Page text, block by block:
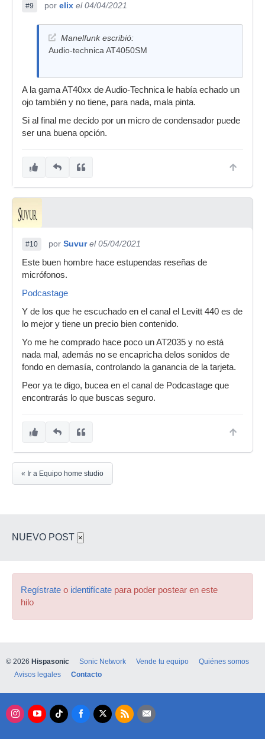
#9 por elix el 04/04/2021
Manelfunk escribió:
Audio-technica AT4050SM
A la gama AT40xx de Audio-Technica le había echado un
ojo también y no tiene, para nada, mala pinta.
Si al final me decido por un micro de condensador puede
ser una buena opción.
#10 por Suvur el 05/04/2021
Este buen hombre hace estupendas reseñas de
micrófonos.
Podcastage
Y de los que he escuchado en el canal el Levitt 440 es de
lo mejor y tiene un precio bien contenido.
Yo me he comprado hace poco un AT2035 y no está
nada mal, además no se encapricha delos sonidos de
fondo en demasía, controlando la ganancia de la tarjeta.
Peor ya te digo, bucea en el canal de Podcastage que
encontrarás lo que buscas seguro.
« Ir a Equipo home studio
NUEVO POST ×
Regístrate o identifícate para poder postear en este
hilo
© 2026 Hispasonic Sonic Network Vende tu equipo
Quiénes somos
Avisos legales
Contacto